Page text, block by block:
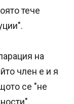
тече
на
член е и я
се "не